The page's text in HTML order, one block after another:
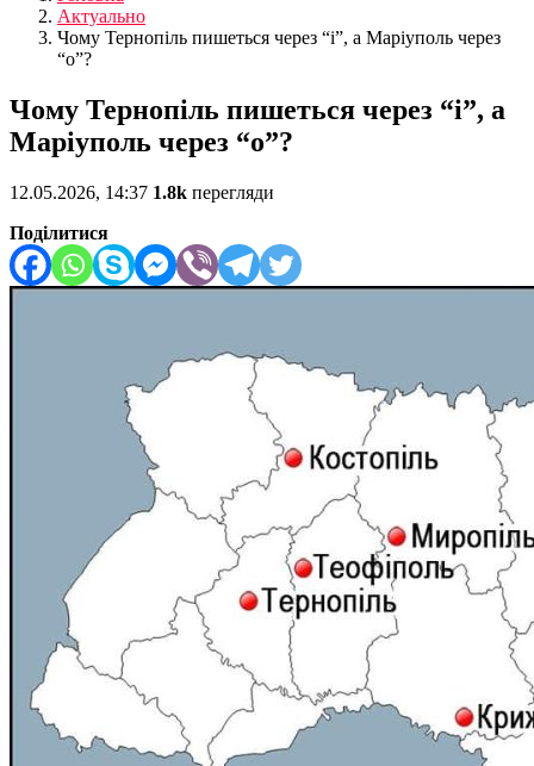
Актуально
Чому Тернопіль пишеться через “і”, а Маріуполь через
“о”?
Чому Тернопіль пишеться через “і”, а
Маріуполь через “о”?
12.05.2026, 14:37 1.8k перегляди
Поділитися